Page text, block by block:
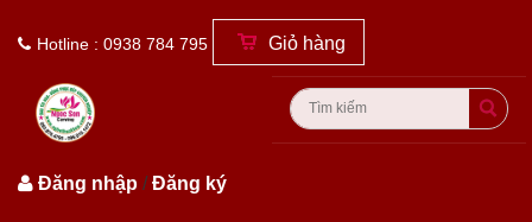
Hotline : 0938 784 795 Giỏ hàng
Đăng nhập /Đăng ký